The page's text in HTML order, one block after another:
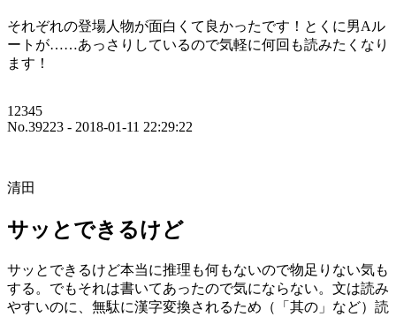
それぞれの登場人物が面白くて良かったです！とくに男Aル
ートが……あっさりしているので気軽に何回も読みたくなり
ます！
12345
No.39223 - 2018-01-11 22:29:22
清田
サッとできるけど
サッとできるけど本当に推理も何もないので物足りない気も
する。でもそれは書いてあったので気にならない。文は読み
やすいのに、無駄に漢字変換されるため（「其の」など）読